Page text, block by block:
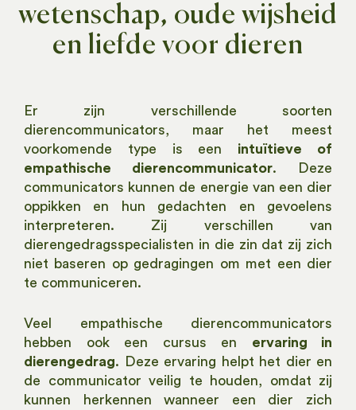
wetenschap, oude wijsheid
en liefde voor dieren
Er zijn verschillende soorten
dierencommunicators, maar het meest
voorkomende type is een intuïtieve of
empathische dierencommunicator. Deze
communicators kunnen de energie van een dier
oppikken en hun gedachten en gevoelens
interpreteren. Zij verschillen van
dierengedragsspecialisten in die zin dat zij zich
niet baseren op gedragingen om met een dier
te communiceren.
Veel empathische dierencommunicators
hebben ook een cursus en ervaring in
dierengedrag. Deze ervaring helpt het dier en
de communicator veilig te houden, omdat zij
kunnen herkennen wanneer een dier zich